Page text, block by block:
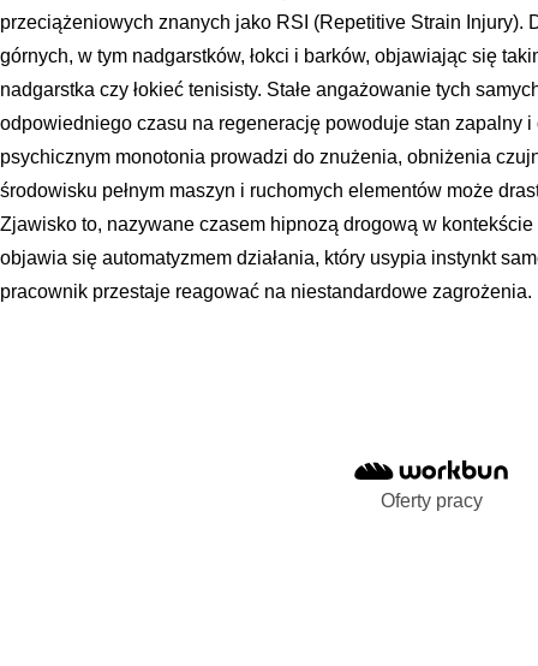
przeciążeniowych znanych jako RSI (Repetitive Strain Injury).
górnych, w tym nadgarstków, łokci i barków, objawiając się
nadgarstka czy łokieć tenisisty. Stałe angażowanie tych
odpowiedniego czasu na regenerację powoduje stan zapalny
psychicznym monotonia prowadzi do znużenia, obniżenia
środowisku pełnym maszyn i ruchomych elementów może
Zjawisko to, nazywane czasem hipnozą drogową w
objawia się automatyzmem działania, który usypia instynkt
pracownik przestaje reagować na niestandardowe zagrożenia.
Oferty pracy